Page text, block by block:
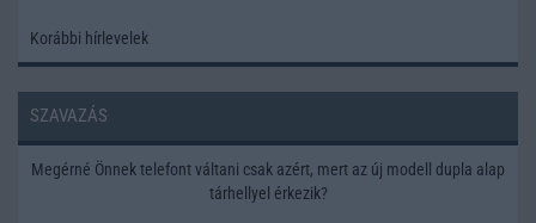
Korábbi hírlevelek
SZAVAZÁS
Megérné Önnek telefont váltani csak azért, mert az új modell dupla alap
tárhellyel érkezik?